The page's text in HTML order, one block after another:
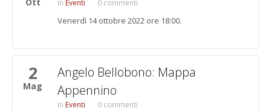
Eventi 0 commenti
Venerdì 14 ottobre 2022 ore 18:00.
2
Mag
Angelo Bellobono: Mappa
Appennino
Eventi 0 commenti